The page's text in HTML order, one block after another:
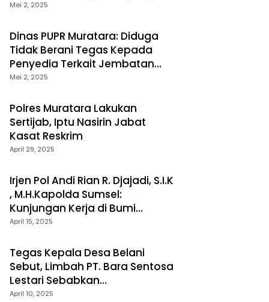
Rusak
Mei 2, 2025
Dinas PUPR Muratara: Diduga
Tidak Berani Tegas Kepada
Penyedia Terkait Jembatan
Sungai Awi
Mei 2, 2025
Polres Muratara Lakukan
Sertijab, Iptu Nasirin Jabat
Kasat Reskrim
April 29, 2025
Irjen Pol Andi Rian R. Djajadi, S.I.K
, M.H.Kapolda Sumsel:
Kunjungan Kerja di Bumi
Berselang Serundingan
April 15, 2025
Tegas Kepala Desa Belani
Sebut, Limbah PT. Bara Sentosa
Lestari Sebabkan
Pendangkalan Sungai
April 10, 2025